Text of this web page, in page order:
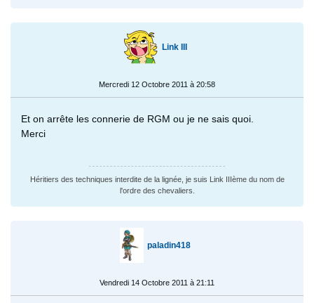
Link III
Mercredi 12 Octobre 2011 à 20:58
Et on arrête les connerie de RGM ou je ne sais quoi.
Merci
Héritiers des techniques interdite de la lignée, je suis Link IIIème du nom de
l'ordre des chevaliers.
paladin418
Vendredi 14 Octobre 2011 à 21:11